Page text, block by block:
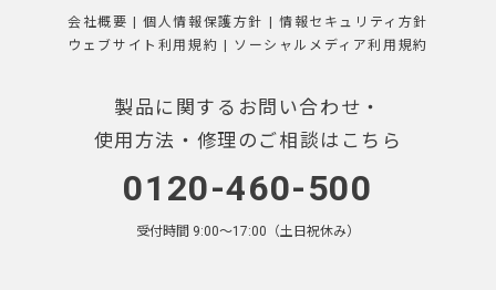
会社概要 |個人情報保護方針 | 情報セキュリティ方針
ウェブサイト利用規約 | ソーシャルメディア利用規約
製品に関するお問い合わせ・
使用方法・修理のご相談はこちら
0120-460-500
受付時間 9:00〜17:00（土日祝休み）